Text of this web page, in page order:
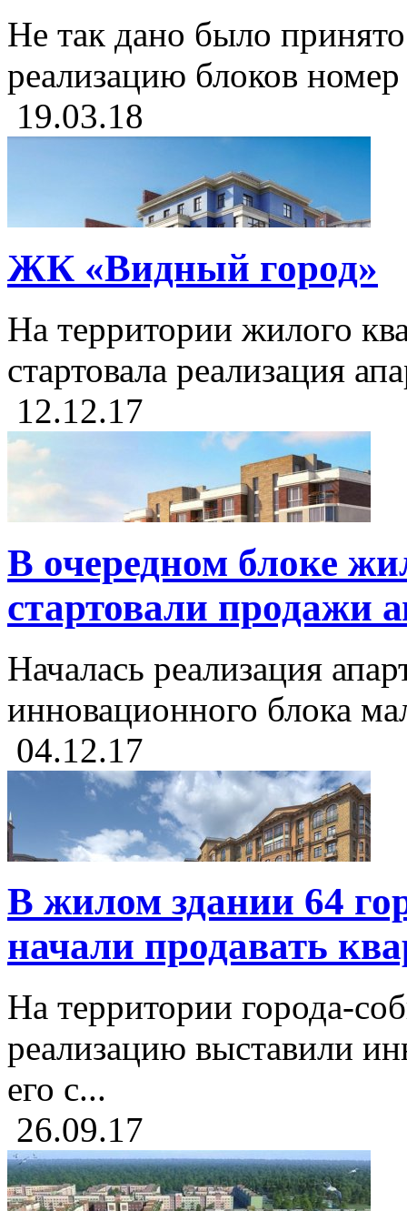
Не так дано было
реализацию блоков
19.03.18
ЖК «Видный город»
На территории жилого
стартовала реализация
12.12.17
В очередном блоке
стартовали продажи
Началась реализация
инновационного блока
04.12.17
В жилом здании 64
начали продавать
На территории города-
реализацию выставили
его с...
26.09.17